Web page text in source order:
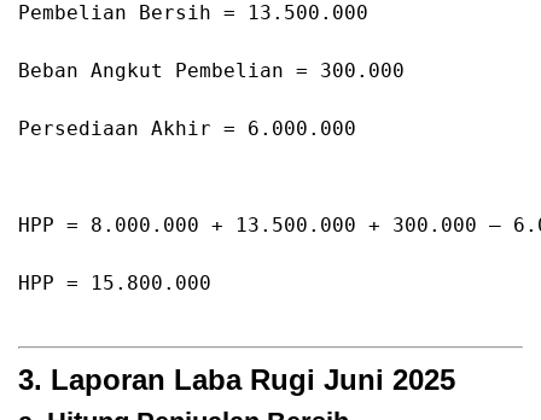
Pembelian Bersih = 13.500 .000
Beban Angkut Pembelian = 300.000
Persediaan Akhir = 6.000 .000
HPP = 8.000 .000 + 13.500 .000 + 300.000 –
HPP = 15.800 .000
3. Laporan Laba Rugi Juni 2025